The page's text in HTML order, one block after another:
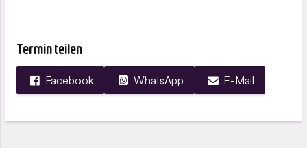
Termin teilen
Facebook WhatsApp E-Mail